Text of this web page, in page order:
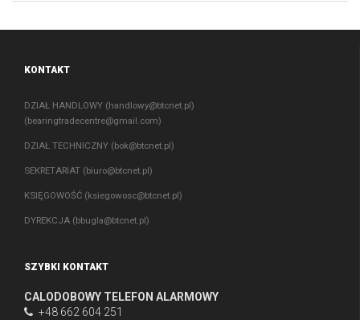
KONTAKT
DZIAŁ HANDLOWY (handlowy@btcnet.pl)
(bearingtradecentre@gmail.com)
DZIAŁ TECHNICZNY (bok@btcnet.pl)
SEKRETARIAT (biuro@btcnet.pl)
KSIĘGOWOŚĆ (ksiegowosc@btcnet.pl)
DYREKCJA (bbugla@btcnet.pl)
SZYBKI KONTAKT
CALODOBOWY TELEFON ALARMOWY
+48 662 604 251